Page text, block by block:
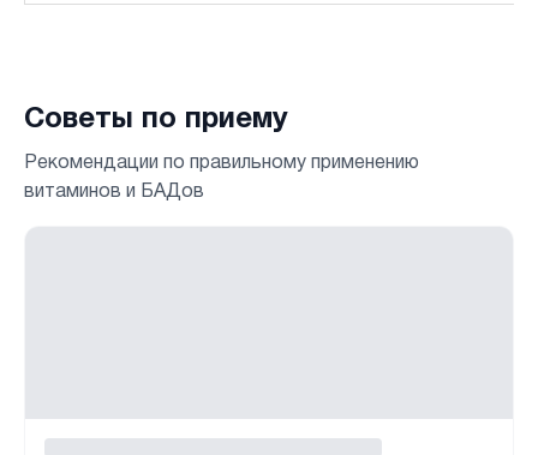
Советы по приему
Рекомендации по правильному применению
витаминов и БАДов